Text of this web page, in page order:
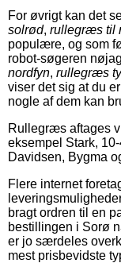
For øvrigt kan det
solrød, rullegræs til
populære, og som
robot-søgeren
nordfyn, rullegræs
viser det sig at du
nogle af dem kan
Rullegræs aftages
eksempel Stark,
Davidsen, Bygma
Flere internet
bragt ordren til en
bestillingen i Sorø
er jo særdeles
mest prisbevidste